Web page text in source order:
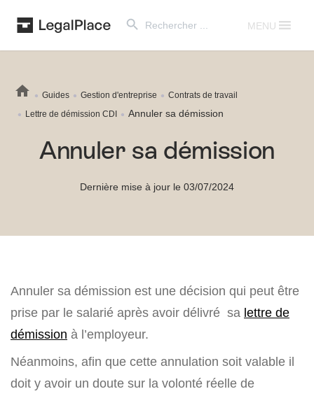
for:
MENU
Guides Gestion d'entreprise
Contrats de travail
Lettre de démission CDI
Annuler sa démission
Annuler sa démission
Dernière mise à jour le 03/07/2024
Annuler sa démission est une décision qui peut être
prise par le salarié après avoir délivré sa lettre de
démission à l’employeur.
Néanmoins, afin que cette annulation soit valable il
doit y avoir un doute sur la volonté réelle de